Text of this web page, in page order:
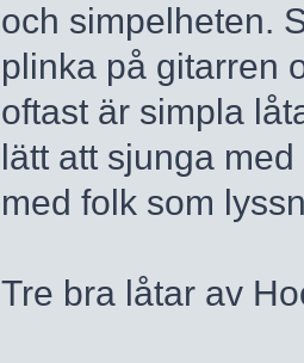
och simpelheten.
plinka på gitarren
oftast är simpla
lätt att sjunga
med folk som
Tre bra låtar av